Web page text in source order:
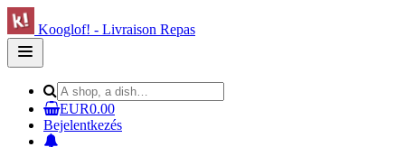
Kooglof! - Livraison Repas
Open
main
EUR0.00
Bejelentkezés